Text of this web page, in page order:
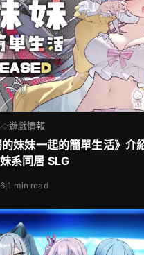
◇遊戲情報
的妹妹一起的簡單生活》介
系同居 SLG
|1 min read